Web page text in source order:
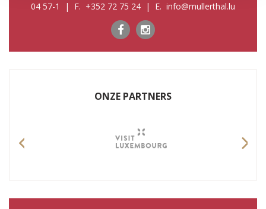
04 57-1 | F. +352 72 75 24 | E. info@mullerthal.lu
ONZE PARTNERS